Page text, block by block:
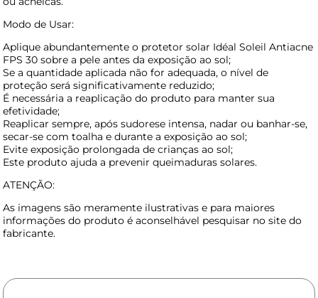
Modo de Usar:
Aplique abundantemente o protetor solar Idéal Soleil Antiacne
FPS 30 sobre a pele antes da exposição ao sol;
Se a quantidade aplicada não for adequada, o nível de
proteção será significativamente reduzido;
É necessária a reaplicação do produto para manter sua
efetividade;
Reaplicar sempre, após sudorese intensa, nadar ou banhar-se,
secar-se com toalha e durante a exposição ao sol;
Evite exposição prolongada de crianças ao sol;
Este produto ajuda a prevenir queimaduras solares.
ATENÇÃO:
As imagens são meramente ilustrativas e para maiores
informações do produto é aconselhável pesquisar no site do
fabricante.